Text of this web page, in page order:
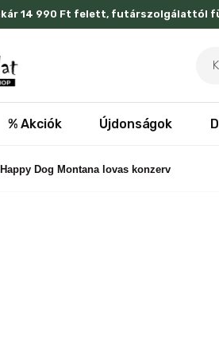
14 990 Ft felett, futárszolgálattól
% Akciók Újdonságok
Happy Dog Montana lovas konzerv